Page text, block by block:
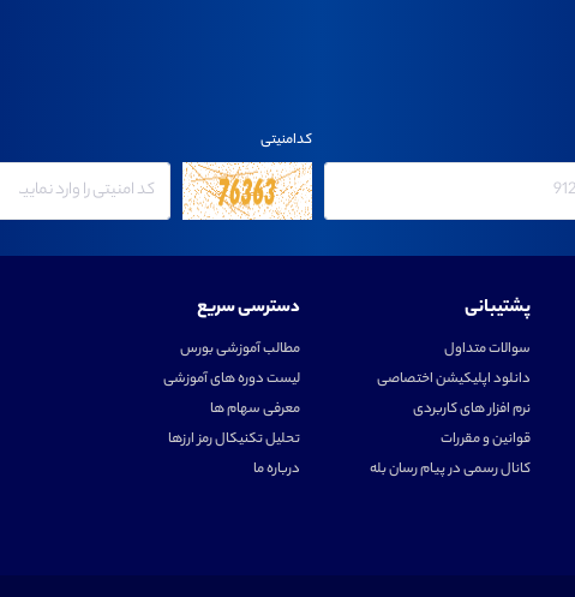
کدامنیتی
پشتیبانی
سوالات متداول
دانلود اپلیکیشن اختصاصی
نرم افزار های کاربردی
قوانین و مقررات
کانال رسمی در پیام رسان بله
دسترسی سریع
مطالب آموزشی بورس
لیست دوره های آموزشی
معرفی سهام ها
تحلیل تکنیکال رمز ارزها
درباره ما